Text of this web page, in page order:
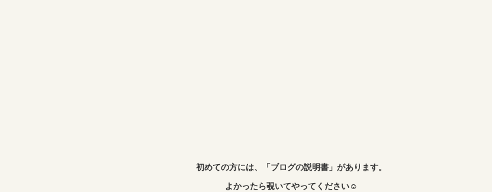
初めての方には、「ブログの説明書」があります。
よかったら覗いてやってください☺︎